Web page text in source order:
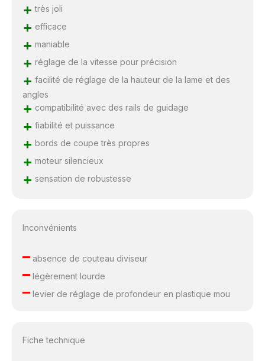
+ très joli
+ efficace
+ maniable
+ réglage de la vitesse pour précision
+ facilité de réglage de la hauteur de la lame et des
angles
+ compatibilité avec des rails de guidage
+ fiabilité et puissance
+ bords de coupe très propres
+ moteur silencieux
+ sensation de robustesse
Inconvénients
–absence de couteau diviseur
–légèrement lourde
–levier de réglage de profondeur en plastique mou
Fiche technique